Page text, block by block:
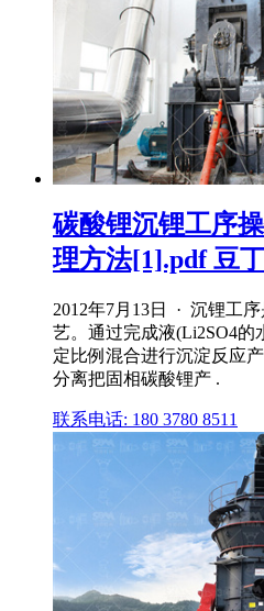
碳酸锂沉锂工序
理方法[1].pdf 豆
2012年7月13日 · 沉锂工
艺。通过完成液(Li2SO4的
定比例混合进行沉淀反应
分离把固相碳酸锂产 .
联系电话: 180 3780 8511